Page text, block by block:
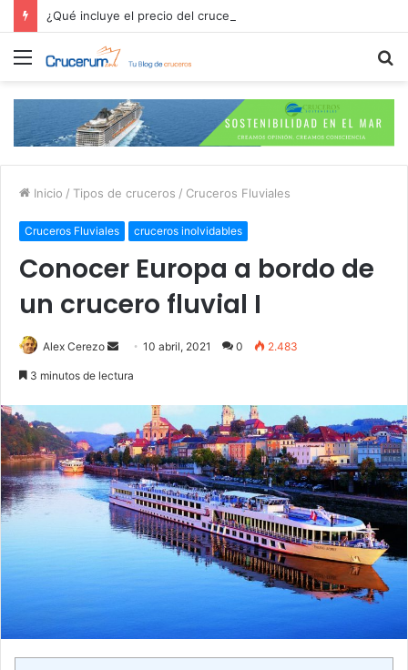
Menú
Inicio / Tipos de cruceros / Cruceros Fluviales
Cruceros Fluviales cruceros inolvidables
Conocer Europa a bordo de
un crucero fluvial I
Alex Cerezo
Send10 abril, 2021 0 2.483
3 minutos de lectura